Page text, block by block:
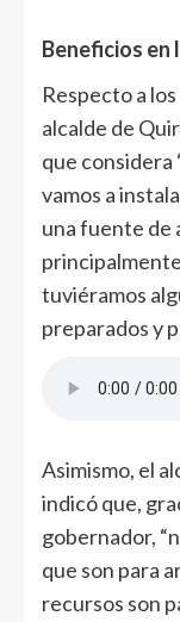
Beneficios en
Respecto a
alcalde de
que considera
vamos a
una fuente de
tuviéramos
preparados y
Asimismo, el
indicó que,
gobernador,
que son para
recursos son